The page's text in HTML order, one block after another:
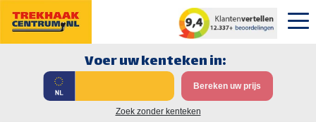
Voer uw kenteken in:
Bereken uw prijs
Zoek zonder kenteken